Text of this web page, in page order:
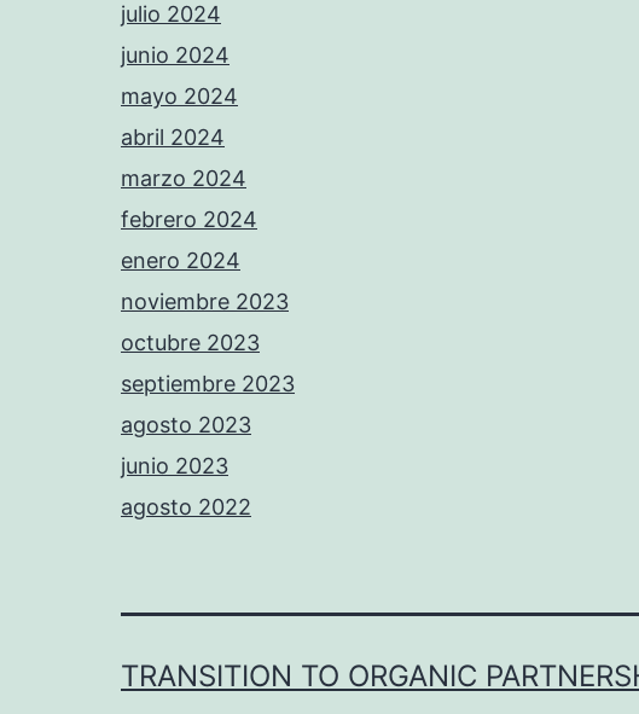
julio 2024
junio 2024
mayo 2024
abril 2024
marzo 2024
febrero 2024
enero 2024
noviembre 2023
octubre 2023
septiembre 2023
agosto 2023
junio 2023
agosto 2022
TRANSITION TO ORGANIC